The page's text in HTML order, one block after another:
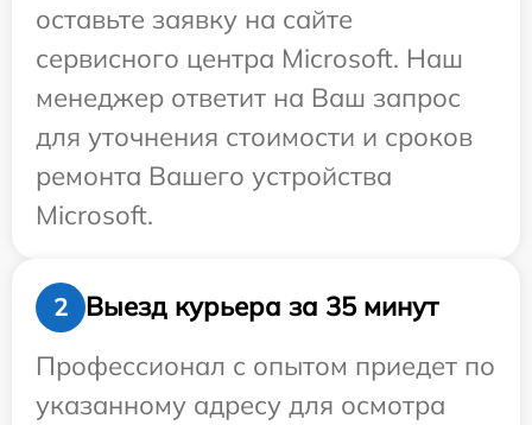
оставьте заявку на сайте
сервисного центра Microsoft. Наш
менеджер ответит на Ваш запрос
для уточнения стоимости и сроков
ремонта Вашего устройства
Microsoft.
2
Выезд курьера за 35 минут
Профессионал с опытом приедет по
указанному адресу для осмотра